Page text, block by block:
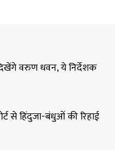
वरुण धवन, ये निर्देशक
से हिंदुजा-बंधुओं की रिहाई